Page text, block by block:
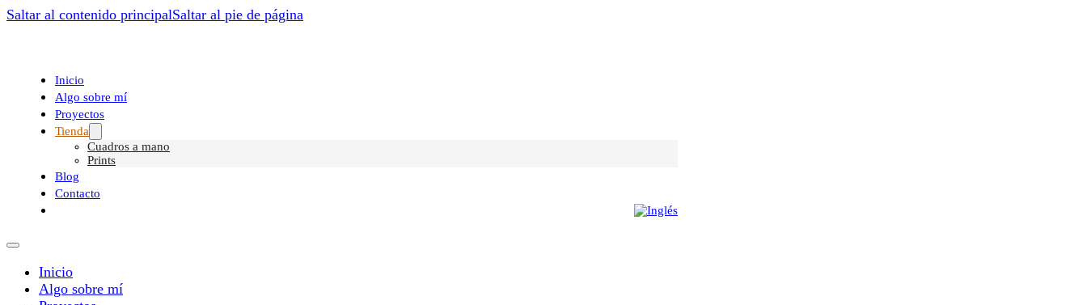
Saltar al contenido principalSaltar al pie de página
Inicio
Algo sobre mí
Proyectos
Tienda
Cuadros a mano
Prints
Blog
Contacto
Inicio
Algo sobre mí